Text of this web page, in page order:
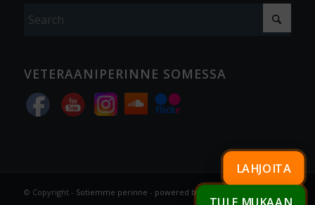
VETERAANIPERINNE SOMESSA
© Copyright - Sotiemme perinne - powered by Enfold WordPress
LAHJOITA